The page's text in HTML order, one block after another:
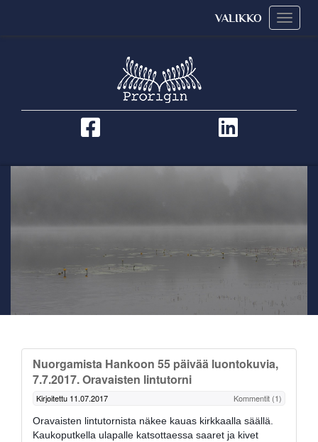
VALIKKO Valikko
Nuorgamista Hankoon 55 päivää luontokuvia,
7.7.2017. Oravaisten lintutorni
Kirjoitettu 11.07.2017
Kommentit (1)
Oravaisten lintutornista näkee kauas kirkkaalla säällä.
Kaukoputkella ulapalle katsottaessa saaret ja kivet